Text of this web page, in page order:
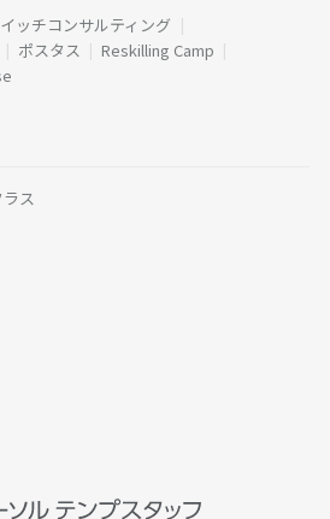
ッチコンサルティング
ポスタス
Reskilling Camp
ラス